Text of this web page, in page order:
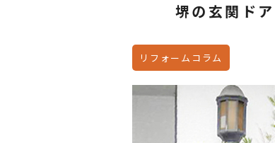
堺の玄関ド
リフォームコラム